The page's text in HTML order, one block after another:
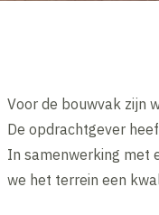
Voor de bouwvak zijn
De opdrachtgever
In samenwerking met
we het terrein een